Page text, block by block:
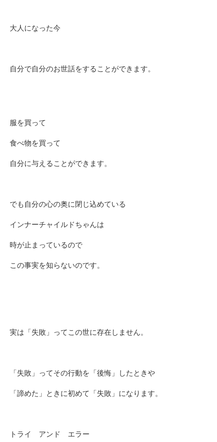
大人になった今
自分で自分のお世話をすることができます。
服を買って
食べ物を買って
自分に与えることができます。
でも自分の心の奥に閉じ込めている
インナーチャイルドちゃんは
時が止まっているので
この事実を知らないのです。
実は「失敗」ってこの世に存在しません。
「失敗」ってその行動を「後悔」したときや
「諦めた」ときに初めて「失敗」になります。
トライ アンド エラー